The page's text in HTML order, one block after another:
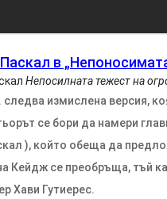
Непосилната тежест на
измислена версия,
се бори да намери
), който обеща да
Кейдж се преобръща, тъй
Хави Гутиерес.